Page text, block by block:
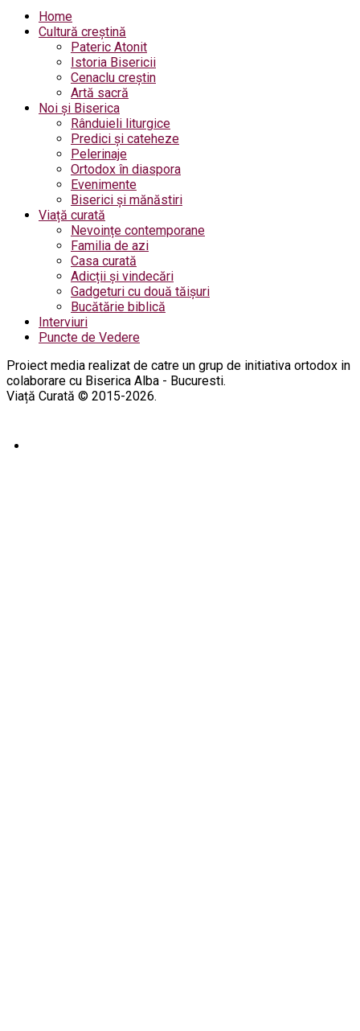
Home
Cultură creștină
Pateric Atonit
Istoria Bisericii
Cenaclu creștin
Artă sacră
Noi și Biserica
Rânduieli liturgice
Predici și cateheze
Pelerinaje
Ortodox în diaspora
Evenimente
Biserici și mănăstiri
Viață curată
Nevoințe contemporane
Familia de azi
Casa curată
Adicții și vindecări
Gadgeturi cu două tăișuri
Bucătărie biblică
Interviuri
Puncte de Vedere
Proiect media realizat de catre un grup de initiativa ortodox in
colaborare cu Biserica Alba - Bucuresti.
Viață Curată © 2015-2026.